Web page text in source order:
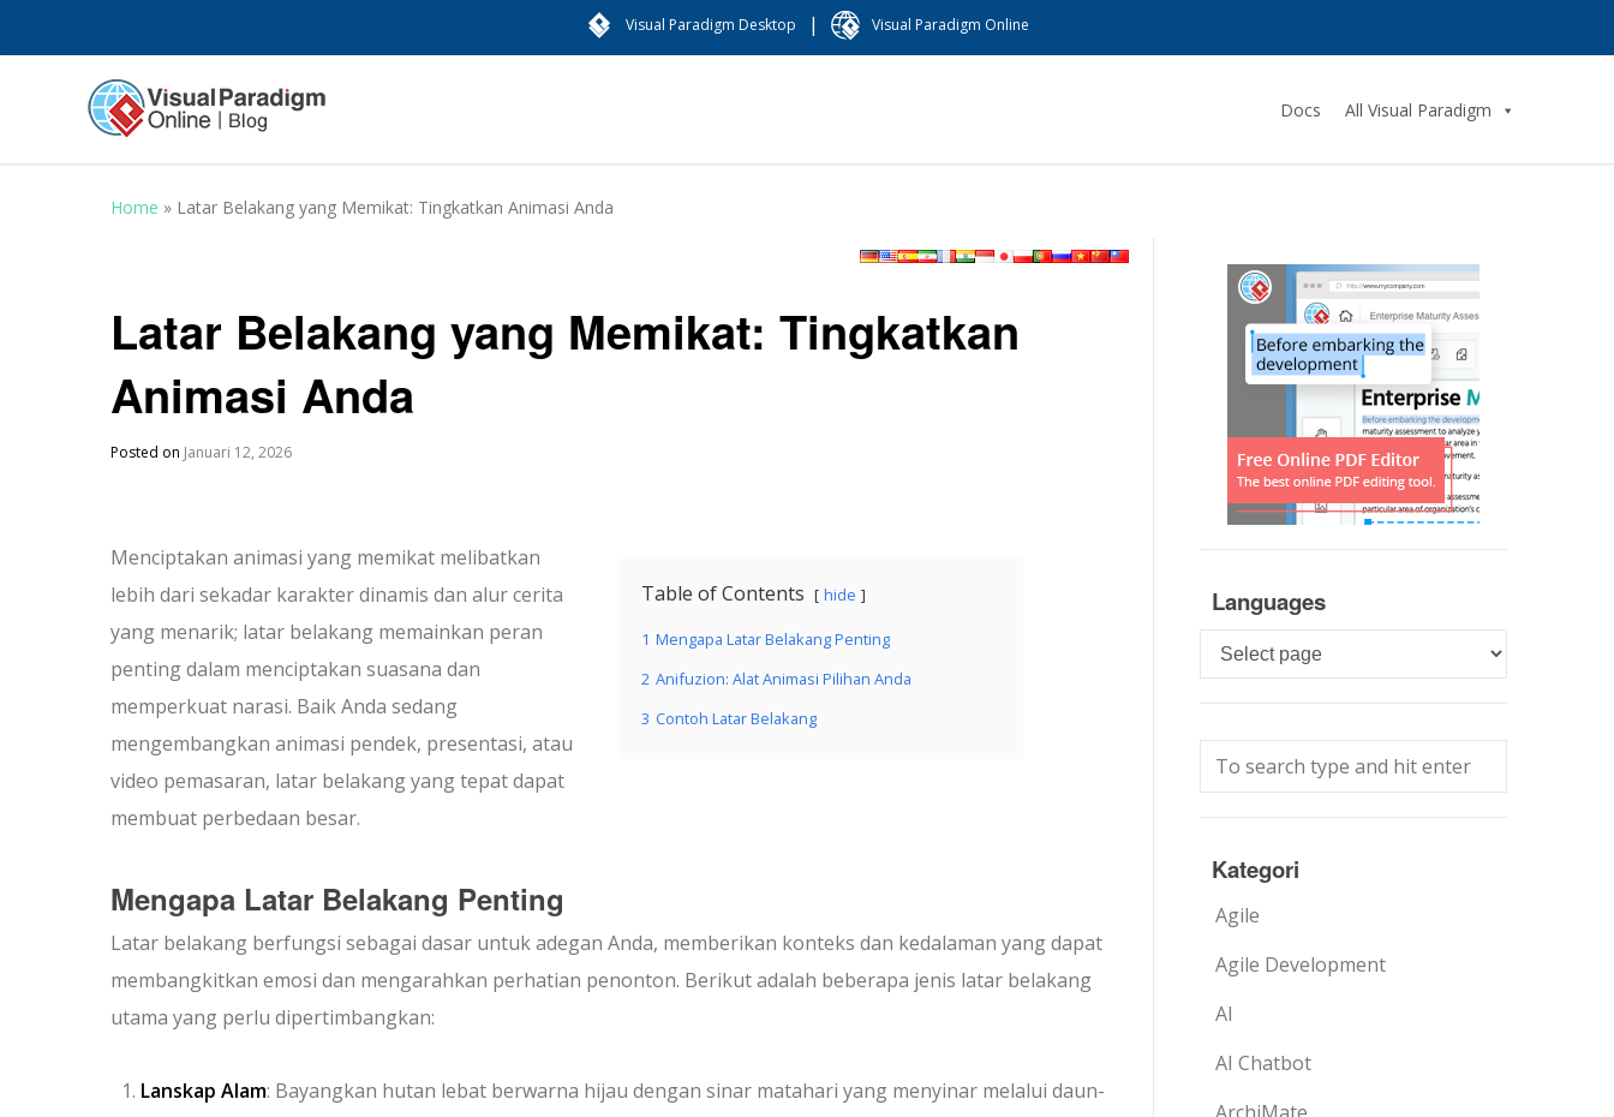
Visual Paradigm Desktop | Visual Paradigm Online
Docs All Visual Paradigm
Home » Latar Belakang yang Memikat: Tingkatkan Animasi Anda
Latar Belakang yang Memikat: Tingkatkan
Animasi Anda
Posted on Januari 12, 2026
Table of Contents hide
1 Mengapa Latar Belakang Penting
2 Anifuzion: Alat Animasi Pilihan Anda
3 Contoh Latar Belakang
Menciptakan animasi yang memikat melibatkan
lebih dari sekadar karakter dinamis dan alur cerita
yang menarik; latar belakang memainkan peran
penting dalam menciptakan suasana dan
memperkuat narasi. Baik Anda sedang
mengembangkan animasi pendek, presentasi, atau
video pemasaran, latar belakang yang tepat dapat
membuat perbedaan besar.
Mengapa Latar Belakang Penting
Latar belakang berfungsi sebagai dasar untuk adegan Anda, memberikan konteks dan kedalaman yang dapat
membangkitkan emosi dan mengarahkan perhatian penonton. Berikut adalah beberapa jenis latar belakang
utama yang perlu dipertimbangkan:
Lanskap Alam: Bayangkan hutan lebat berwarna hijau dengan sinar matahari yang menyinar melalui daun-
Languages
Languages
Kategori
Agile
Agile Development
AI
AI Chatbot